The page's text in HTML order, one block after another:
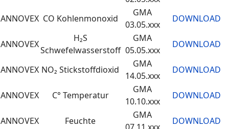
ANNOVEX CO Kohlenmonoxid
GMA
03.05.xxx
DOWNLOAD
ANNOVEX
H₂S
Schwefelwasserstoff
GMA
05.05.xxx
DOWNLOAD
ANNOVEX NO₂ Stickstoffdioxid
GMA
14.05.xxx
DOWNLOAD
ANNOVEX C° Temperatur
GMA
10.10.xxx
DOWNLOAD
ANNOVEX Feuchte
GMA
DOWNLOAD